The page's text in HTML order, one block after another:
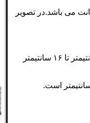
دارای پروفیل دوجداره در بدنه خود می باشند که ارتفاع پروفیل حداقل ۱۰ سانت می باشد.در تصویر
ارتفاع پروفیل : فاصله بین جداره داخلی مخزن و تاج پروفیل می باشد که معمولا اندازه آن از ۳ سانتیمتر تا ۱۶ سانتیمتر